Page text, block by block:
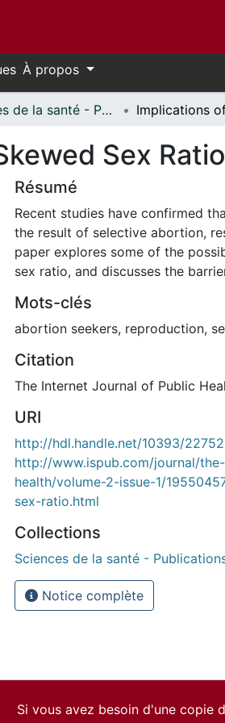
À propos
Sciences de la santé - Publications // Health Sciences - Publications
Sex Ratio
Résumé
Recent studies have confirmed
the result of selective abortion,
paper explores some of the
sex ratio, and discusses the
Mots-clés
abortion seekers, reproduction,
Citation
The Internet Journal of Public
URI
http://hdl.handle.net/10393/22752
http://www.ispub.com/journal/
health/volume-2-issue-1/
sex-ratio.html
Collections
Sciences de la santé -
Notice complète
Si vous avez besoin d'une copie